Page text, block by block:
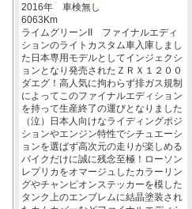
2016年 車検無し
6063Km
ライムグリーンII ファイナルエディ
ションのライトカスタム車入庫しまし
た日本専用モデルとしてインジェクシ
ョンとなり発売されたＺＲＸ１２００
ダエグ！高人気に拘わらず排ガス規制
によってこのファイナルエディション
を持って生産終了の運びとなりました
（泣）日本人向けなライディングポジ
ションやエンジン特性でシチュエーシ
ョンを選ばず高次元の走りが楽しめる
バイクだけに誠に残念至極！ローソン
レプリカをオマージュしたカラーリン
グやチャンピオンステッカーを模した
タンク上のエンブレムに結晶塗装され